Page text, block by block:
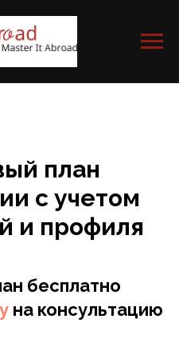
план
с учетом
и профиля
бесплатно
на консультацию